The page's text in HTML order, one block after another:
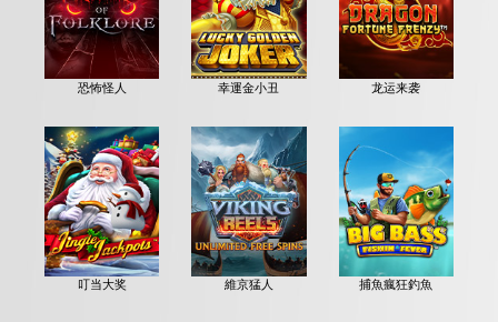
恐怖怪人 幸運金小丑 龙运来袭
叮当大奖 維京猛人 捕魚瘋狂釣魚